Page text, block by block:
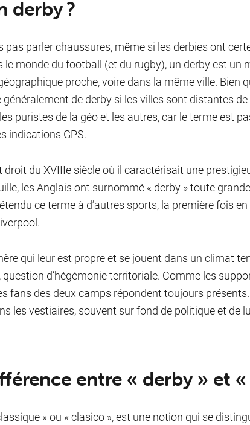
der­by ?
pas parler chaussures, même si les derbies ont
monde du football (et du rugby), un derby est un
proche, voire dans la même ville. Bien
généralement de derby si les villes sont distantes
puristes de la géo et les autres, car le terme est
indications GPS.
droit du XVIIIe siècle où il caractérisait une
les Anglais ont surnommé « derby » toute
ce terme à d’autres sports, la première fois
qui leur est propre et se jouent dans un climat
d’hégémonie territoriale. Comme les
fans des deux camps répondent toujours
les vestiaires, souvent sur fond de politique et de
entre « der­by » et «
» ou « clasico », est une notion qui se